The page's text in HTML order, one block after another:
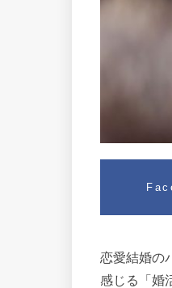
恋愛結婚の
感じる「婚